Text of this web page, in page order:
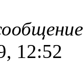
12:52